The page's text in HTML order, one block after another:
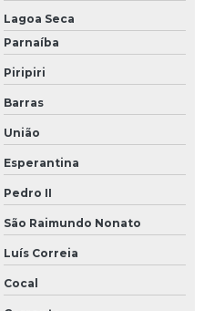
Lagoa Seca
Parnaíba
Piripiri
Barras
União
Esperantina
Pedro II
São Raimundo Nonato
Luís Correia
Cocal